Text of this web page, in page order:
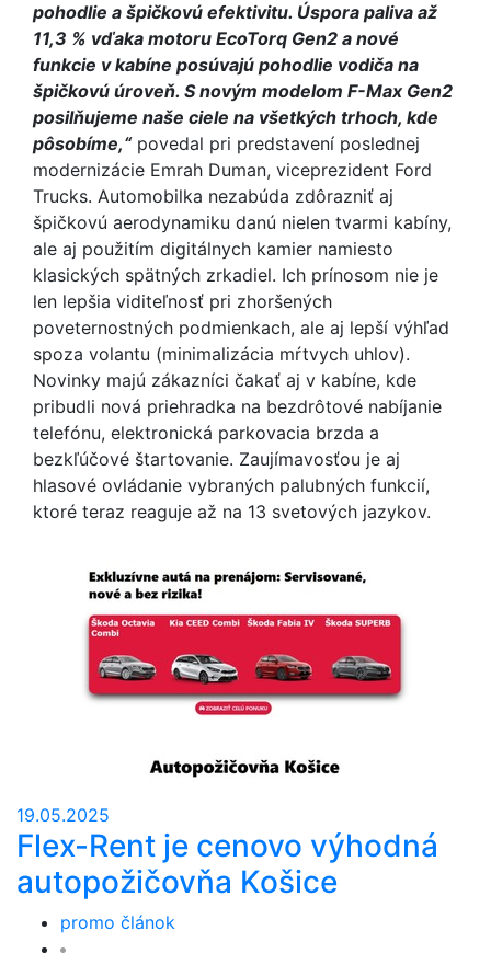
pohodlie a špičkovú efektivitu. Úspora paliva až
11,3 % vďaka motoru EcoTorq Gen2 a nové
funkcie v kabíne posúvajú pohodlie vodiča na
špičkovú úroveň. S novým modelom F-Max Gen2
posilňujeme naše ciele na všetkých trhoch, kde
pôsobíme,“povedal pri predstavení poslednej
modernizácie Emrah Duman, viceprezident Ford
Trucks. Automobilka nezabúda zdôrazniť aj
špičkovú aerodynamiku danú nielen tvarmi kabíny,
ale aj použitím digitálnych kamier namiesto
klasických spätných zrkadiel. Ich prínosom nie je
len lepšia viditeľnosť pri zhoršených
poveternostných podmienkach, ale aj lepší výhľad
spoza volantu (minimalizácia mŕtvych uhlov).
Novinky majú zákazníci čakať aj v kabíne, kde
pribudli nová priehradka na bezdrôtové nabíjanie
telefónu, elektronická parkovacia brzda a
bezkľúčové štartovanie. Zaujímavosťou je aj
hlasové ovládanie vybraných palubných funkcií,
ktoré teraz reaguje až na 13 svetových jazykov.
19.05.2025
Flex-Rent je cenovo výhodná
autopožičovňa Košice
promo článok